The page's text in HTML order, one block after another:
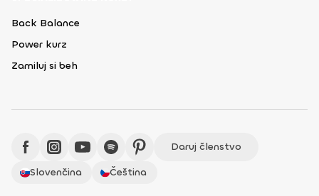
Back Balance
Power kurz
Zamiluj si beh
Daruj členstvo
Slovenčina
Čeština